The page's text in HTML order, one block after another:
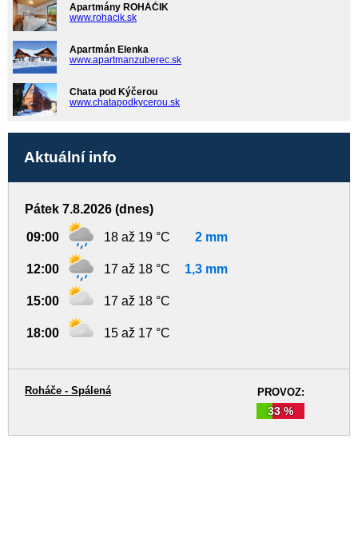
Apartmány ROHÁČIK
www.rohacik.sk
Apartmán Elenka
www.apartmanzuberec.sk
Chata pod Kýčerou
www.chatapodkycerou.sk
Aktuální info
Pátek 7.8.2026 (dnes)
09:00 18 až 19 °C 2 mm
12:00 17 až 18 °C 1,3 mm
15:00 17 až 18 °C
18:00 15 až 17 °C
PROVOZ:
33 %
Roháče - Spálená